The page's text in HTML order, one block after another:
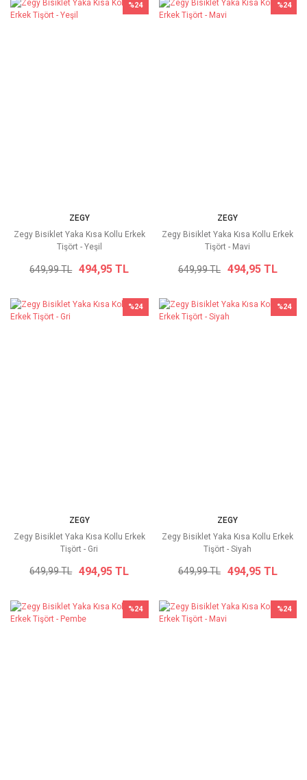
%24
ZEGY
Zegy Bisiklet Yaka Kısa Kollu Erkek
Tişört - Yeşil
649,99 TL 494,95 TL
%24
ZEGY
Zegy Bisiklet Yaka Kısa Kollu Erkek
Tişört - Mavi
649,99 TL 494,95 TL
%24
ZEGY
Zegy Bisiklet Yaka Kısa Kollu Erkek
Tişört - Gri
649,99 TL 494,95 TL
%24
ZEGY
Zegy Bisiklet Yaka Kısa Kollu Erkek
Tişört - Siyah
649,99 TL 494,95 TL
%24 %24